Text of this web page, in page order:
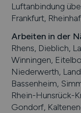
Luftanbindung
Frankfurt,
Arbeiten in der
Rhens, Dieblich,
Winningen,
Niederwerth,
Bassenheim,
Rhein-Hunsrück-
Gondorf,